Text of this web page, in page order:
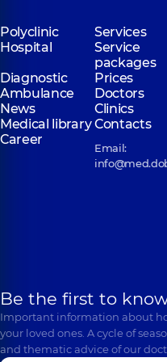
Polyclinic
Services
Hospital
Service
packages
Diagnostic
Prices
Ambulance
Doctors
News
Clinics
Medical libraryContacts
Career
Email:
Be the first to
Important information about
your loved ones. A cycle of
and thematic advice of our